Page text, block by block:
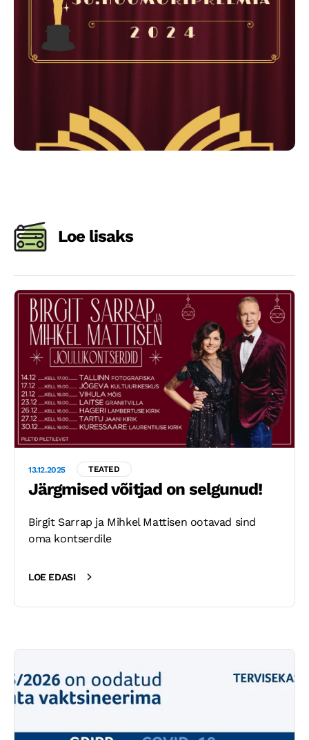
Loe lisaks
13.12.2025 TEATED
Järgmised võitjad on selgunud!
Birgit Sarrap ja Mihkel Mattisen ootavad sind
oma kontserdile
LOE EDASI